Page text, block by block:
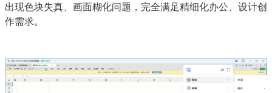
出现色块失真、画面糊化问题，完全满足精细化办公、设计创
作需求。